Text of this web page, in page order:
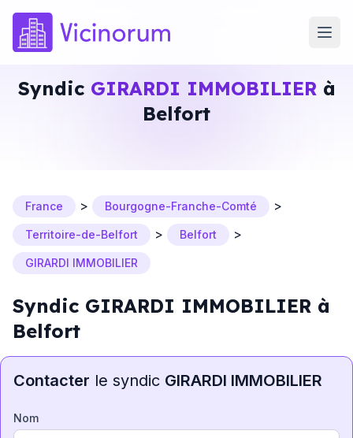
Syndic GIRARDI IMMOBILIERà
Belfort
France > Bourgogne-Franche-Comté >
Territoire-de-Belfort > Belfort >
GIRARDI IMMOBILIER
Syndic GIRARDI IMMOBILIER à
Belfort
Contacter le syndic GIRARDI IMMOBILIER
Nom